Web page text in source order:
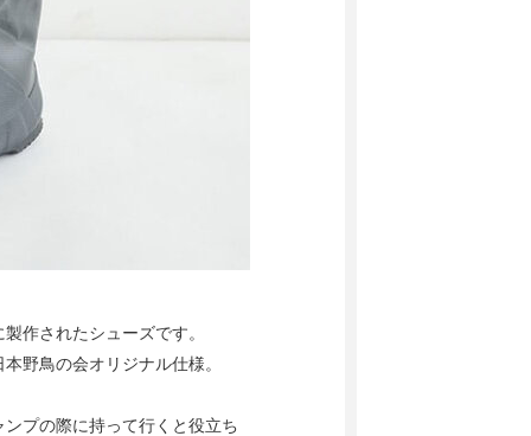
作されたシューズです。
野鳥の会オリジナル仕様。
プの際に持って行くと役立ち